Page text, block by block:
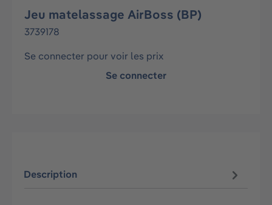
Jeu matelassage AirBoss (BP)
3739178
Se connecter pour voir les prix
Se connecter
Description